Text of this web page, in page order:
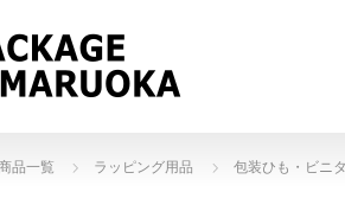
品一覧 ラッピング用品 包装ひも・ビニ